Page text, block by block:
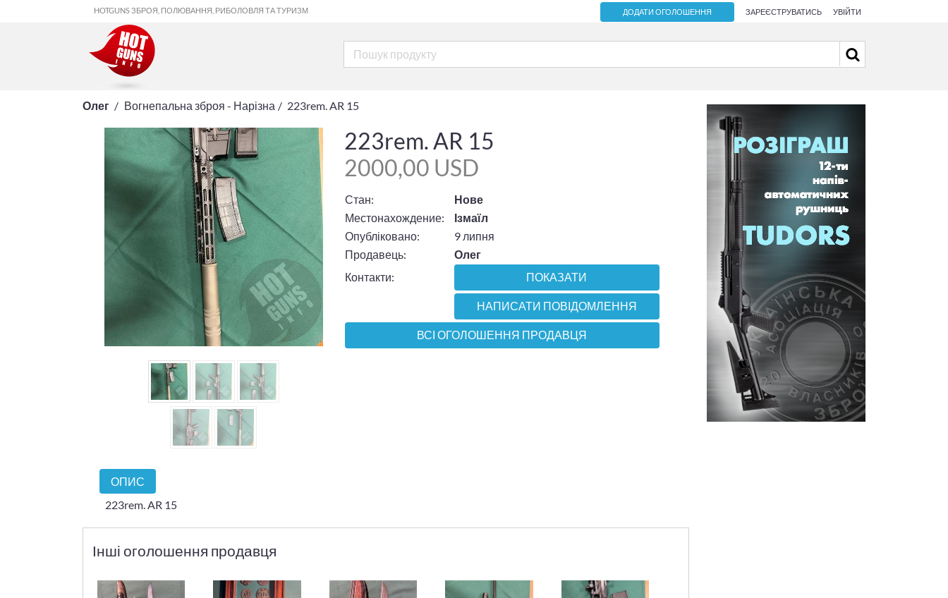
HOTGUNS ЗБРОЯ, ПОЛЮВАННЯ, РИБОЛОВЛЯ ТА ТУРИЗМ ДОДАТИ ОГОЛОШЕННЯ ЗАРЕЄСТРУВАТИСЬ УВІЙТИ
Олег Вогнепальна зброя - Нарізна 223rem. AR 15
223rem. AR 15
2000,00 USD
Стан:
Нове
Местонахождение:
Ізмаїл
Опубліковано:
9 липня
Продавець:
Олег
Контакти:
ПОКАЗАТИ
НАПИСАТИ ПОВІДОМЛЕННЯ
ВСІ ОГОЛОШЕННЯ ПРОДАВЦЯ
ОПИС
223rem. AR 15
Інші оголошення продавця